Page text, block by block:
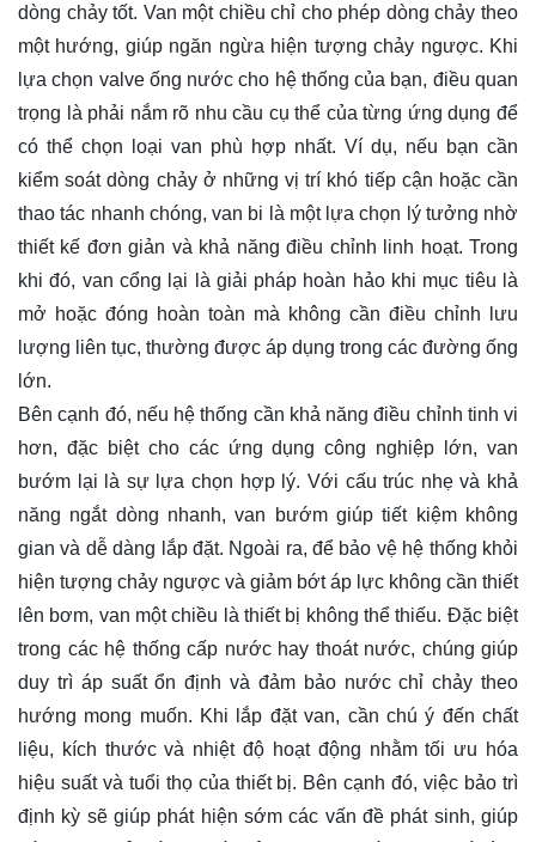
dòng chảy tốt. Van một chiều chỉ cho phép dòng chảy theo
một hướng, giúp ngăn ngừa hiện tượng chảy ngược. Khi
lựa chọn valve ống nước cho hệ thống của bạn, điều quan
trọng là phải nắm rõ nhu cầu cụ thể của từng ứng dụng để
có thể chọn loại van phù hợp nhất. Ví dụ, nếu bạn cần
kiểm soát dòng chảy ở những vị trí khó tiếp cận hoặc cần
thao tác nhanh chóng, van bi là một lựa chọn lý tưởng nhờ
thiết kế đơn giản và khả năng điều chỉnh linh hoạt. Trong
khi đó, van cổng lại là giải pháp hoàn hảo khi mục tiêu là
mở hoặc đóng hoàn toàn mà không cần điều chỉnh lưu
lượng liên tục, thường được áp dụng trong các đường ống
lớn.
Bên cạnh đó, nếu hệ thống cần khả năng điều chỉnh tinh vi
hơn, đặc biệt cho các ứng dụng công nghiệp lớn, van
bướm lại là sự lựa chọn hợp lý. Với cấu trúc nhẹ và khả
năng ngắt dòng nhanh, van bướm giúp tiết kiệm không
gian và dễ dàng lắp đặt. Ngoài ra, để bảo vệ hệ thống khỏi
hiện tượng chảy ngược và giảm bớt áp lực không cần thiết
lên bơm, van một chiều là thiết bị không thể thiếu. Đặc biệt
trong các hệ thống cấp nước hay thoát nước, chúng giúp
duy trì áp suất ổn định và đảm bảo nước chỉ chảy theo
hướng mong muốn. Khi lắp đặt van, cần chú ý đến chất
liệu, kích thước và nhiệt độ hoạt động nhằm tối ưu hóa
hiệu suất và tuổi thọ của thiết bị. Bên cạnh đó, việc bảo trì
định kỳ sẽ giúp phát hiện sớm các vấn đề phát sinh, giúp